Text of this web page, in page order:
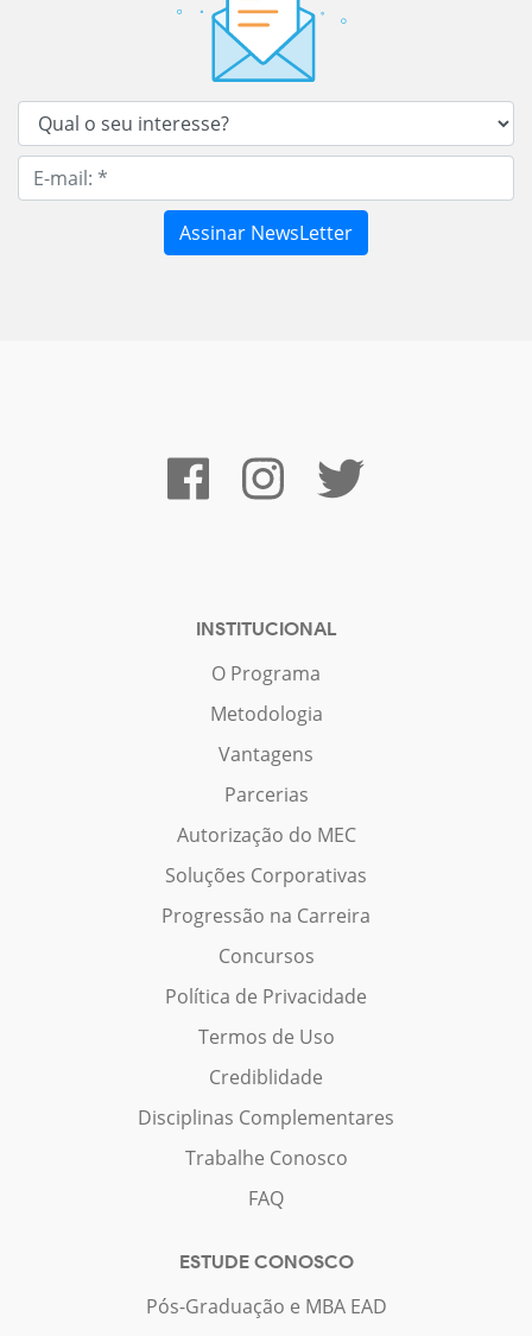
INSTITUCIONAL
O Programa
Metodologia
Vantagens
Parcerias
Autorização do MEC
Soluções Corporativas
Progressão na Carreira
Concursos
Política de Privacidade
Termos de Uso
Crediblidade
Disciplinas Complementares
Trabalhe Conosco
FAQ
ESTUDE CONOSCO
Pós-Graduação e MBA EAD